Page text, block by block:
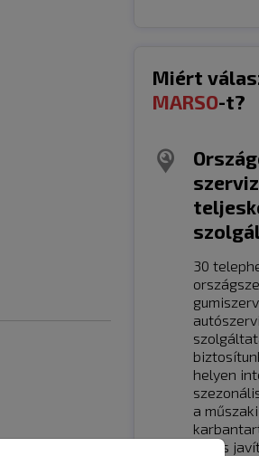
Miért
MARSO-t?
30
helyen
a műszaki
gyors